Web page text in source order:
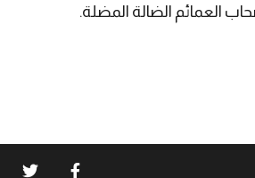
العمائم الضالة المضلة.